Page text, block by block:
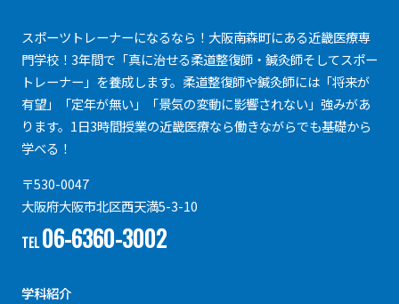
スポーツトレーナーになるなら！大阪南森町にある近畿医療専
門学校！3年間で「真に治せる柔道整復師・鍼灸師そしてスポー
トレーナー」を養成します。柔道整復師や鍼灸師には「将来が
有望」「定年が無い」「景気の変動に影響されない」強みがあ
ります。1日3時間授業の近畿医療なら働きながらでも基礎から
学べる！
〒530-0047
大阪府大阪市北区西天満5-3-10
TEL06-6360-3002
学科紹介